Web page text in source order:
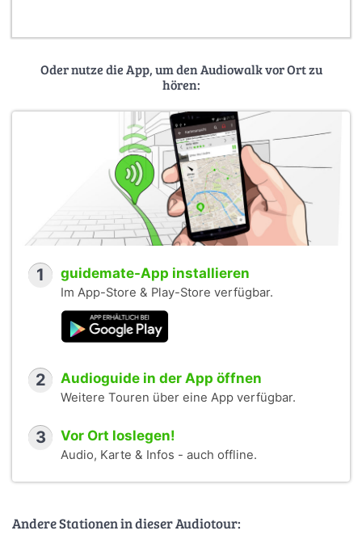
Oder nutze die App, um den Audiowalk vor Ort zu
hören:
1 guidemate-App installieren
Im App-Store & Play-Store verfügbar.
2 Audioguide in der App öffnen
Weitere Touren über eine App verfügbar.
3 Vor Ort loslegen!
Audio, Karte & Infos - auch offline.
Andere Stationen in dieser Audiotour: